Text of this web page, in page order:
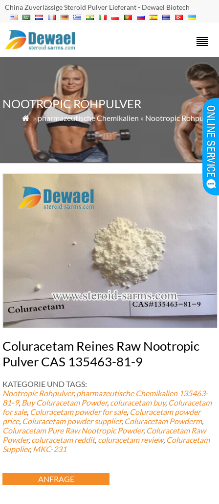
China Zuverlässige Steroid Pulver Lieferant - Dewael Biotech
NOOTROPIC ROHPULVER
 »pharmazeutische Chemikalien » Nootropic Rohpulver
Coluracetam Reines Raw Nootropic
Pulver CAS 135463-81-9
KATEGORIE UND TAGS:
Nootropic Rohpulver, pharmazeutische Chemikalien 135463-
81-9, Buy Coluracetam Powder, coluracetam buy, Coluracetam
for sale, Coluracetam powder for sale, Coluracetam powder
price, Coluracetam powder supplier, Coluracetam Powderm,
Coluracetam Pure Raw Nootropic Powder, Coluracetam Raw
Powder, coluracetam reddit, coluracetam review, Coluracetam
Supplier, MKC-231
ANFRAGE